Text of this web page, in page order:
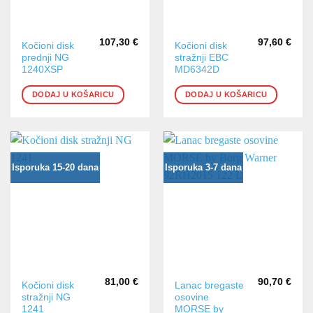
Kočioni disk
prednji NG
1240XSP
107,30 €
DODAJ U KOŠARICU
Kočioni disk
stražnji EBC
MD6342D
97,60 €
DODAJ U KOŠARICU
Isporuka 15-20 dana
Kočioni disk
stražnji NG
1241
81,00 €
Isporuka 3-7 dana
Lanac bregaste
osovine
MORSE by
90,70 €